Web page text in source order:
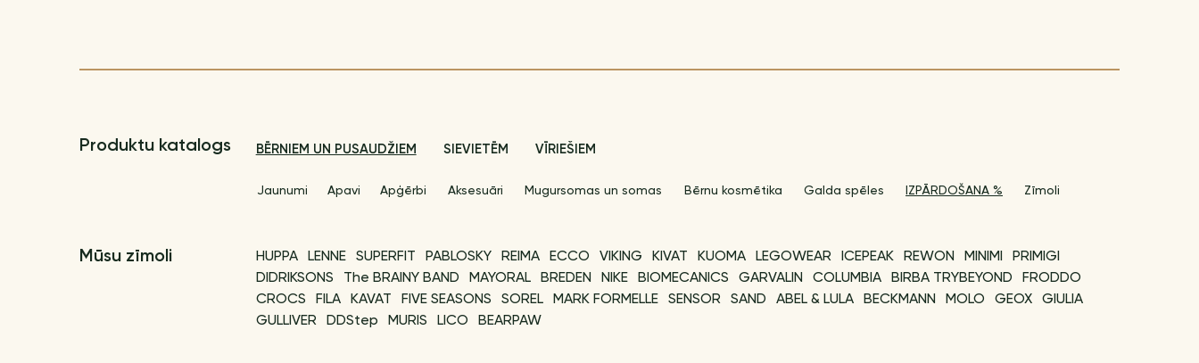
Produktu katalogs BĒRNIEM UN PUSAUDŽIEM SIEVIETĒM VĪRIEŠIEM
Jaunumi Apavi Apģērbi Aksesuāri Mugursomas un somas Bērnu kosmētika Galda spēles IZPĀRDOŠANA % Zīmoli
Mūsu zīmoli HUPPA LENNE SUPERFIT PABLOSKY REIMA ECCO VIKING KIVAT KUOMA LEGOWEAR ICEPEAK REWON MINIMI
PRIMIGI
DIDRIKSONS
The BRAINY BAND MAYORAL BREDEN NIKE BIOMECANICS GARVALIN COLUMBIA BIRBA TRYBEYOND
FRODDO
CROCS
FILA KAVAT FIVE SEASONS SOREL MARK FORMELLE SENSOR SAND ABEL & LULA BECKMANN MOLO GEOX
GIULIA
GULLIVER
DDStep MURIS LICO BEARPAW